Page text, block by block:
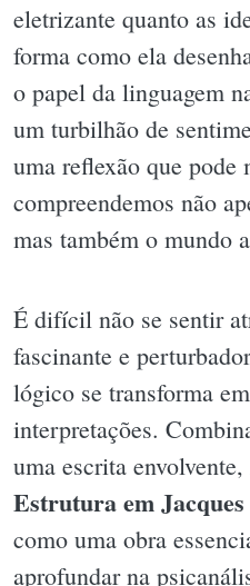
eletrizante quanto as
forma como ela
o papel da linguagem
um turbilhão de
uma reflexão que pode
compreendemos não
mas também o mundo
É difícil não se sentir
fascinante e
lógico se transforma
interpretações.
uma escrita envolvente,
Estrutura em
como uma obra
aprofundar na